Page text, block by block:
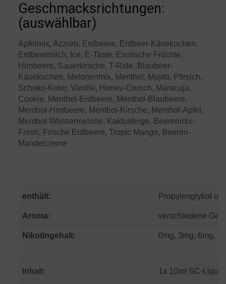
Geschmacksrichtungen:
(auswählbar)
Apfelmix, Azzuro, Erdbeere, Erdbeer-Käsekuchen,
Erdbeermilch, Ice, E-Taste, Exotische Früchte,
Himbeere, Sauerkirsche, T-Ride, Blaubeer-
Käsekuchen, Melonenmix, Menthol, Mojito, Pfirsich,
Schoko-Koko, Vanille, Honey-Crunch, Maracuja,
Cookie, Menthol-Erdbeere, Menthol-Blaubeere,
Menthol-Himbeere, Menthol-Kirsche, Menthol-Apfel,
Menthol-Wassermelone, Kaktusfeige, Beerenmix-
Fresh, Frische Erdbeere, Tropic Mango, Beeren-
Mandelcreme
enthält: Propylenglykol
Aroma: verschiedene
Nikotingehalt: 0mg, 3mg, 6mg,
Inhalt: 1x 10ml SC-